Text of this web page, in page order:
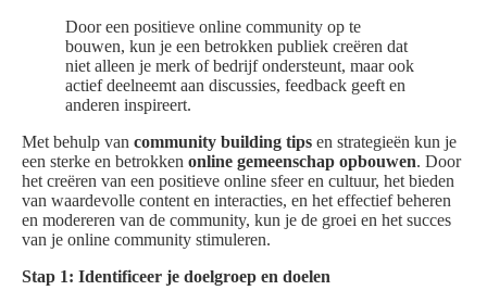
Door een positieve online community op te
bouwen, kun je een betrokken publiek creëren dat
niet alleen je merk of bedrijf ondersteunt, maar ook
actief deelneemt aan discussies, feedback geeft en
anderen inspireert.
Met behulp van community building tips en strategieën kun je
een sterke en betrokken online gemeenschap opbouwen. Door
het creëren van een positieve online sfeer en cultuur, het bieden
van waardevolle content en interacties, en het effectief beheren
en modereren van de community, kun je de groei en het succes
van je online community stimuleren.
Stap 1: Identificeer je doelgroep en doelen